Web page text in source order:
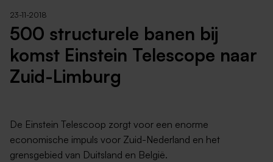
23-11-2018
500 structurele banen bij
komst Ein­stein Te­le­sco­pe naar
Zuid-Limburg
De Einstein Telescoop zorgt voor een enorme
economische impuls voor Zuid-Nederland en het
grensgebied van Duitsland en België.